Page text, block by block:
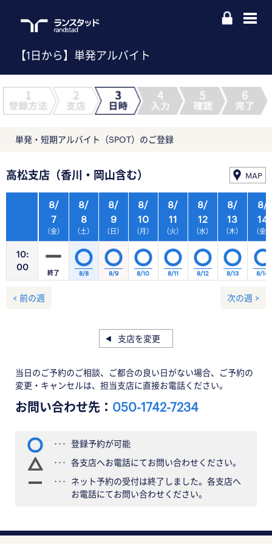
【1日から】単発アルバイト
単発・短期アルバイト（SPOT）のご登録
高松支店（香川・岡山含む） MAP
10:
00
8/
7
（金）
8/
8
（土）
8/
9
（日）
8/
10
（月）
8/
11
（火）
8/
12
（水）
8/
13
（木）
終了 8/8 8/9 8/10 8/11 8/12 8/13
8/
14
（金）
8/14
< 前の週 次の週 >
支店を変更
当日のご予約のご相談、ご都合の良い日がない場合、ご予約の
変更・キャンセルは、担当支店に直接お電話ください。
お問い合わせ先： 050-1742-7234
登録予約が可能
各支店へお電話にてお問い合わせください。
ネット予約の受付は終了しました。各支店へ
お電話にてお問い合わせください。